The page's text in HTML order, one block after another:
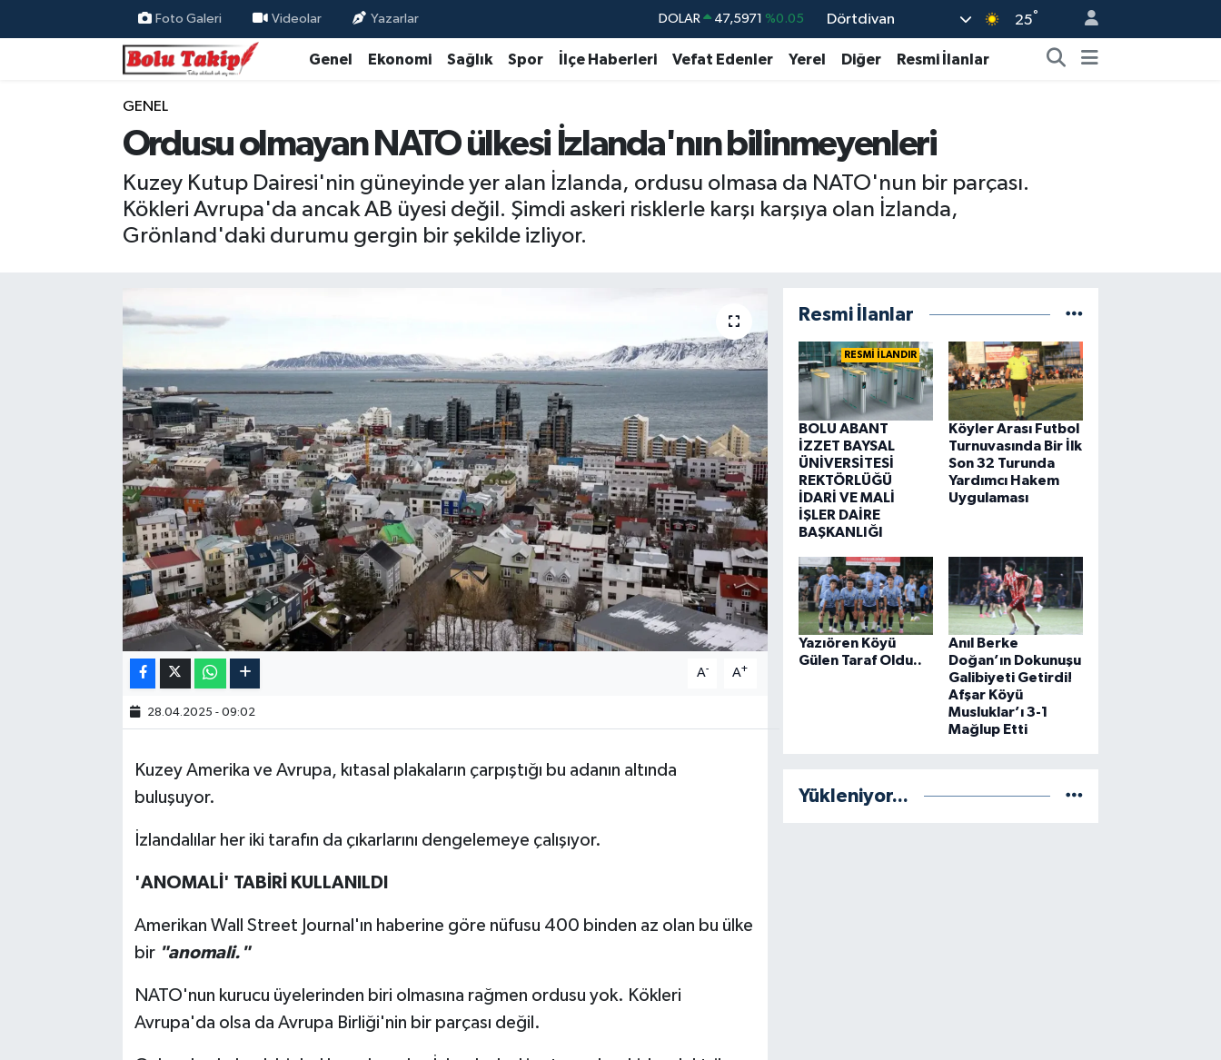
Foto Galeri Videolar Yazarlar DOLAR 47,5971 %0.05
EURO 55,1336 %0.18
BİST100 13.703 %0
BITCOIN 64.475,47 %0.66
Dörtdivan 25°
Genel Ekonomi Sağlık Spor İlçe Haberleri Vefat Edenler Yerel Diğer Resmi İlanlar
GENEL
Ordusu olmayan NATO ülkesi İzlanda'nın bilinmeyenleri
Kuzey Kutup Dairesi'nin güneyinde yer alan İzlanda, ordusu olmasa da NATO'nun bir parçası.
Kökleri Avrupa'da ancak AB üyesi değil. Şimdi askeri risklerle karşı karşıya olan İzlanda,
Grönland'daki durumu gergin bir şekilde izliyor.
A- A+
28.04.2025 - 09:02
Kuzey Amerika ve Avrupa, kıtasal plakaların çarpıştığı bu adanın altında
buluşuyor.
İzlandalılar her iki tarafın da çıkarlarını dengelemeye çalışıyor.
'ANOMALİ' TABİRİ KULLANILDI
Amerikan Wall Street Journal'ın haberine göre nüfusu 400 binden az olan bu ülke
bir "anomali."
NATO'nun kurucu üyelerinden biri olmasına rağmen ordusu yok. Kökleri
Avrupa'da olsa da Avrupa Birliği'nin bir parçası değil.
Resmi İlanlar
RESMİ İLANDIR
BOLU ABANT
İZZET BAYSAL
ÜNİVERSİTESİ
REKTÖRLÜĞÜ
İDARİ VE MALİ
İŞLER DAİRE
BAŞKANLIĞI
Köyler Arası Futbol
Turnuvasında Bir İlk
Son 32 Turunda
Yardımcı Hakem
Uygulaması
Yazıören Köyü
Gülen Taraf Oldu..
Anıl Berke
Doğan’ın Dokunuşu
Galibiyeti Getirdi!
Afşar Köyü
Musluklar’ı 3-1
Mağlup Etti
Yükleniyor...